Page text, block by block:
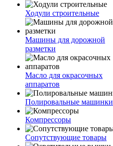
Ходули строительные
Машины для дорожной
разметки
Масло для окрасочных
аппаратов
Полировальные машинки
Компрессоры
Сопутствующие товары